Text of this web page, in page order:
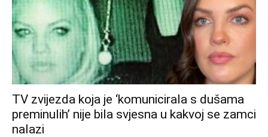
TV zvijezda koja je ‘komunicirala s dušama
preminulih’ nije bila svjesna u kakvoj se zamci
nalazi